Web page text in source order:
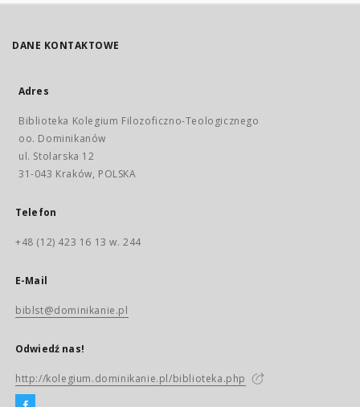
DANE KONTAKTOWE
Adres
Biblioteka Kolegium Filozoficzno-Teologicznego
oo. Dominikanów
ul. Stolarska 12
31-043 Kraków, POLSKA
Telefon
+48 (12) 423 16 13 w. 244
E-Mail
biblst@dominikanie.pl
Odwiedź nas!
http://kolegium.dominikanie.pl/biblioteka.php